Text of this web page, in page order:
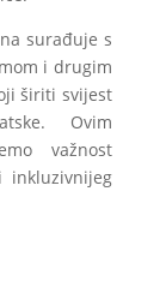
surađuje s
i drugim
širiti svijest
Ovim
važnost